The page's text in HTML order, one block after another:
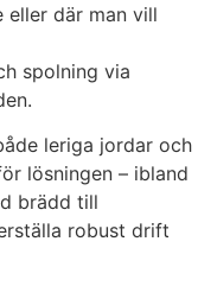
eller där man vill
spolning via
leriga jordar och
lösningen – ibland
brädd till
robust drift